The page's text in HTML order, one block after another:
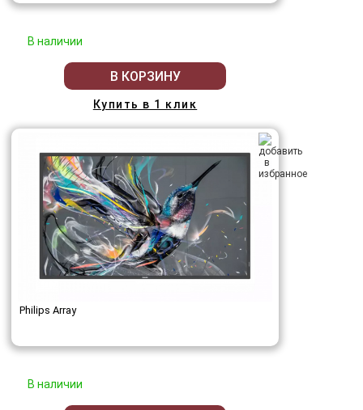
В наличии
В КОРЗИНУ
Купить в 1 клик
Philips Array
В наличии